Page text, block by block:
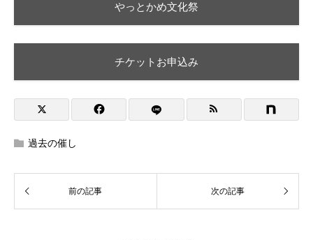
やっとかめ文化祭
チケットお申込み
過去の催し